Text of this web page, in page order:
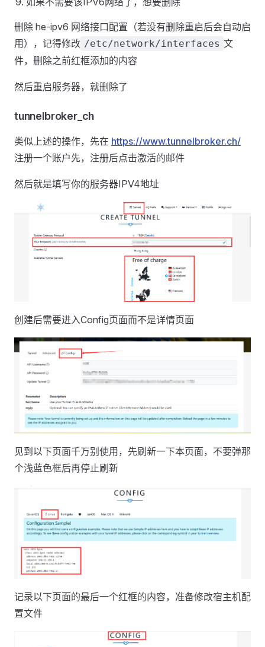
删除 he-ipv6 网络接口配置（若没有删除重启后会自动启
用），记得修改 /etc/network/interfaces 文
件，删除之前红框添加的内容
然后重启服务器，就删除了
tunnelbroker_ch
类似上述的操作，先在 https://www.tunnelbroker.ch/
注册一个账户先，注册后点击激活的邮件
然后就是填写你的服务器IPV4地址
创建后需要进入Config页面而不是详情页面
见到以下页面千万别使用，先刷新一下本页面，不要弹那
个浅蓝色框后再停止刷新
记录以下页面的最后一个红框的内容，准备修改宿主机配
置文件